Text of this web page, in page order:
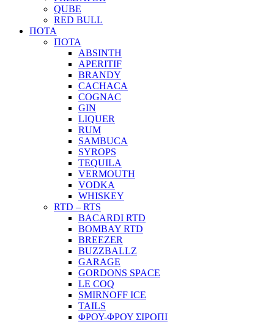
QUBE
RED BULL
ΠΟΤΑ
ΠΟΤΑ
ABSINTH
APERITIF
BRANDY
CACHACA
COGNAC
GIN
LIQUER
RUM
SAMBUCA
SYROPS
TEQUILA
VERMOUTH
VODKA
WHISKEY
RTD – RTS
BACARDI RTD
BOMBAY RTD
BREEZER
BUZZBALLZ
GARAGE
GORDONS SPACE
LE COQ
SMIRNOFF ICE
TAILS
ΦΡΟΥ-ΦΡΟΥ ΣΙΡΟΠΙ